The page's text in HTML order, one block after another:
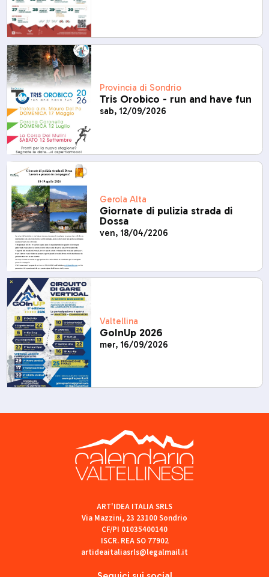
Provincia di Sondrio
Tris Orobico - run and have fun
sab, 12/09/2026
Gerola Alta
Giornate di pulizia strada di
Dossa
ven, 18/04/2206
Valtellina
GoInUp 2026
mer, 16/09/2026
ART'IDEA ITALIA SRLS
Via Mazzini, 23 23100 Sondrio
CF/PI 01035400140
ISCR. REA SO 77902
artideaitaliasrls@legalmail.it